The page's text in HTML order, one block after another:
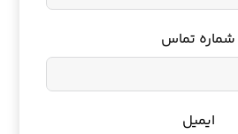
شماره تماس
ایمیل